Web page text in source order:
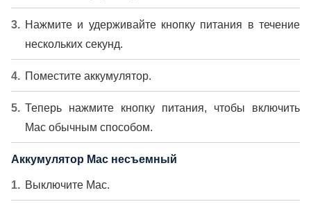
Нажмите и удерживайте кнопку питания в течение
нескольких секунд.
Поместите аккумулятор.
Теперь нажмите кнопку питания, чтобы включить
Mac обычным способом.
Аккумулятор Mac несъемный
Выключите Mac.